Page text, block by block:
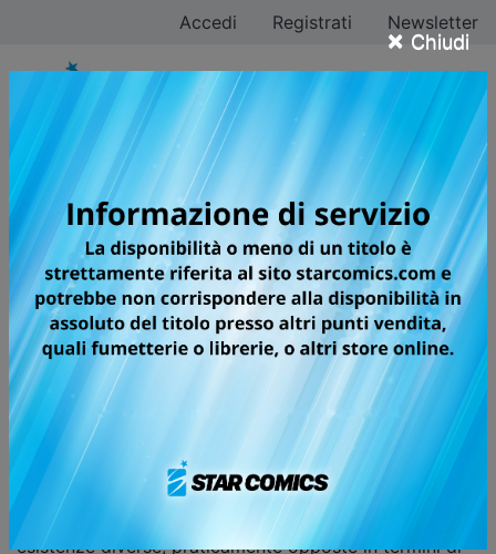
× Chiudi
Accedi Registrati Newsletter
UCHU KYODAI -
FRATELLI NELLO
SPAZIO
UN'AVVENTURA SPAZIALE PER
REALIZZARE IL SOGNO DI DUE
FRATELLI!
Kodansha Manga Award, 2011 (General)
Shogakukan Manga Award, 2010(General)
Finora il destino ha riservato a Hibito e Mutta Nanba
esistenze diverse, praticamente opposte in termini di